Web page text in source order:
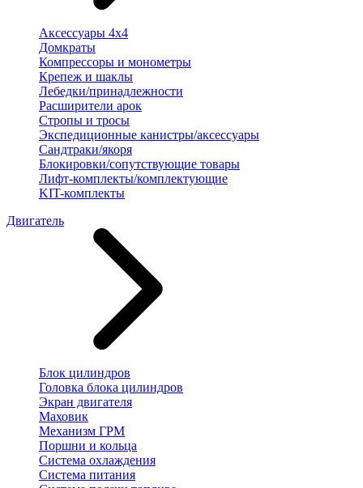
Аксессуары 4х4
Домкраты
Компрессоры и монометры
Крепеж и шаклы
Лебедки/принадлежности
Расширители арок
Стропы и тросы
Экспедиционные канистры/аксессуары
Сандтраки/якоря
Блокировки/сопутствующие товары
Лифт-комплекты/комплектующие
KIT-комплекты
Двигатель
Блок цилиндров
Головка блока цилиндров
Экран двигателя
Маховик
Механизм ГРМ
Поршни и кольца
Система охлаждения
Система питания